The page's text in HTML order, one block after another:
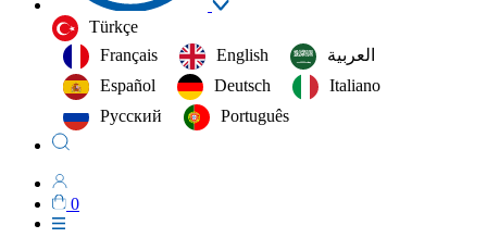
Türkçe
Français
English
العربية‏
Español
Deutsch
Italiano
Русский
Português
0